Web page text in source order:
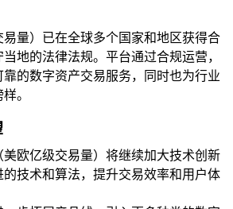
量）已在全球多个国家和地区获得合
地的法律法规。平台通过合规运营，
的数字资产交易服务，同时也为行业
。
欧亿级交易量）将继续加大技术创新
技术和算法，提升交易效率和用户体